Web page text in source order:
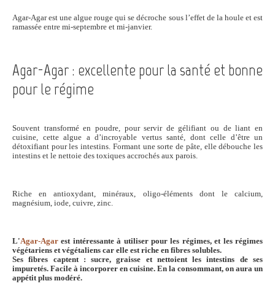
Agar-Agar est une algue rouge qui se décroche sous l’effet de la houle et est
ramassée entre mi-septembre et mi-janvier.
Agar-Agar : excellente pour la santé et bonne
pour le régime
Souvent transformé en poudre, pour servir de gélifiant ou de liant en
cuisine, cette algue a d’incroyable vertus santé, dont celle d’être un
détoxifiant pour les intestins. Formant une sorte de pâte, elle débouche les
intestins et le nettoie des toxiques accrochés aux parois.
Riche en antioxydant, minéraux, oligo-éléments dont le calcium,
magnésium, iode, cuivre, zinc.
L'Agar-Agar est intéressante à utiliser pour les régimes, et les régimes
végétariens et végétaliens car elle est riche en fibres solubles.
Ses fibres captent : sucre, graisse et nettoient les intestins de ses
impuretés. Facile à incorporer en cuisine. En la consommant, on aura un
appétit plus modéré.